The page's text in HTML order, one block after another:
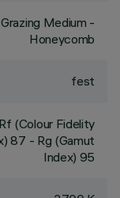
Medium -
Honeycomb
fest
(Colour Fidelity
87 - Rg (Gamut
Index) 95